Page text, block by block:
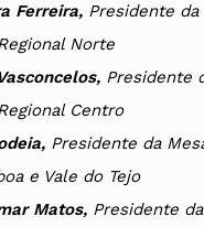
Ferreira, Presidente da
Norte
Presidente
Centro
Presidente da
e Vale do Tejo
Matos, Presidente